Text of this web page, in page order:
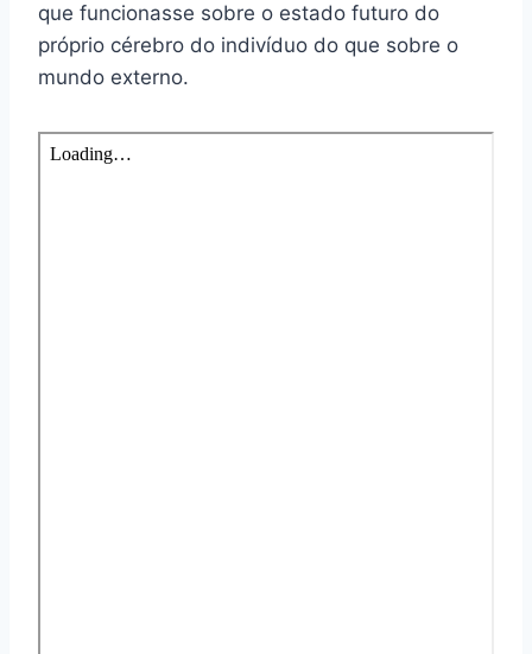
que funcionasse sobre o estado futuro do
próprio cérebro do indivíduo do que sobre o
mundo externo.